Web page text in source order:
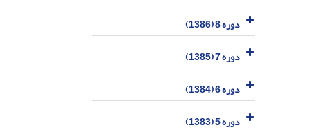
دوره 8 (1386)
دوره 7 (1385)
دوره 6 (1384)
دوره 5 (1383)